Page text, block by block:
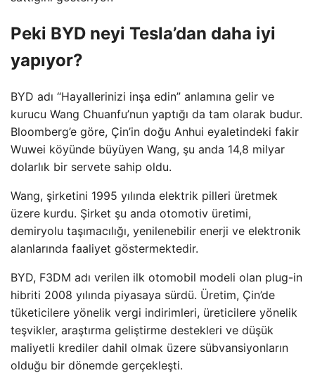
Peki BYD neyi Tesla’dan daha iyi
yapıyor?
BYD adı “Hayallerinizi inşa edin” anlamına gelir ve
kurucu Wang Chuanfu’nun yaptığı da tam olarak budur.
Bloomberg’e göre, Çin’in doğu Anhui eyaletindeki fakir
Wuwei köyünde büyüyen Wang, şu anda 14,8 milyar
dolarlık bir servete sahip oldu.
Wang, şirketini 1995 yılında elektrik pilleri üretmek
üzere kurdu. Şirket şu anda otomotiv üretimi,
demiryolu taşımacılığı, yenilenebilir enerji ve elektronik
alanlarında faaliyet göstermektedir.
BYD, F3DM adı verilen ilk otomobil modeli olan plug-in
hibriti 2008 yılında piyasaya sürdü. Üretim, Çin’de
tüketicilere yönelik vergi indirimleri, üreticilere yönelik
teşvikler, araştırma geliştirme destekleri ve düşük
maliyetli krediler dahil olmak üzere sübvansiyonların
olduğu bir dönemde gerçekleşti.